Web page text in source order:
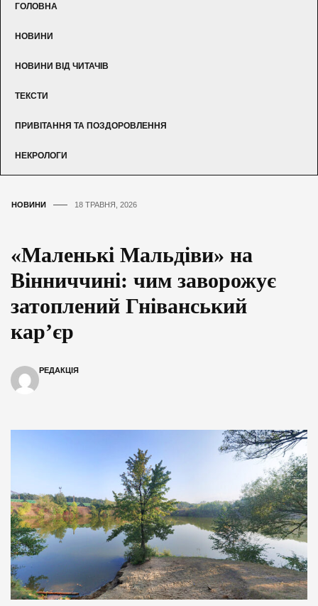
ГОЛОВНА
НОВИНИ
НОВИНИ ВІД ЧИТАЧІВ
ТЕКСТИ
ПРИВІТАННЯ ТА ПОЗДОРОВЛЕННЯ
НЕКРОЛОГИ
НОВИНИ 18 ТРАВНЯ, 2026
«Маленькі Мальдіви» на
Вінниччині: чим заворожує
затоплений Гніванський
кар’єр
РЕДАКЦІЯ